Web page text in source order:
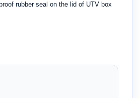
rubber seal on the lid of UTV box